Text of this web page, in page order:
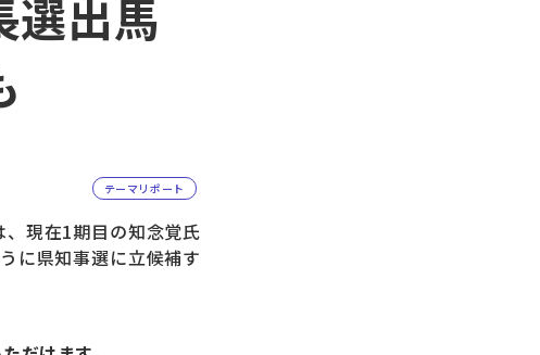
選出馬
テーマリポート
現在1期目の知念覚氏
に県知事選に立候補す